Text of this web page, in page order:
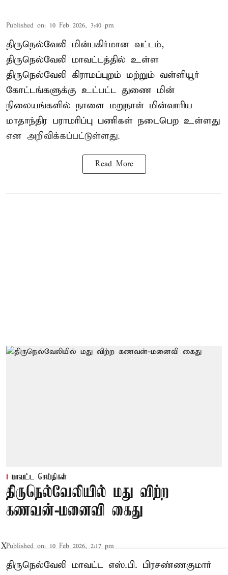
Published on: 10 Feb 2026, 3:40 pm
திருநெல்வேலி மின்பகிர்மான வட்டம்,
திருநெல்வேலி மாவட்டத்தில் உள்ள
திருநெல்வேலி கிராமப்புறம் மற்றும் வள்ளியூர்
கோட்டங்களுக்கு உட்பட்ட துணை மின்
நிலையங்களில் நாளை மறுநாள் மின்வாரிய
மாதாந்திர பராமரிப்பு பணிகள் நடைபெற உள்ளது
என அறிவிக்கப்பட்டுள்ளது.
Read More
மாவட்ட செய்திகள்
திருநெல்வேலியில் மது விற்ற
கணவன்-மனைவி கைது
Published on: 10 Feb 2026, 2:17 pm
திருநெல்வேலி மாவட்ட எஸ்.பி. பிரசண்ணகுமார்
X